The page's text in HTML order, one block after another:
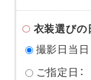
衣装選びの
撮影日当日
ご指定日：